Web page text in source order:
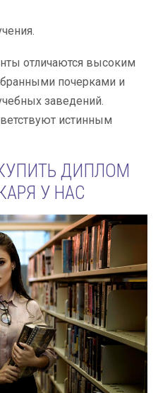
отличаются высоким
почерками и
заведений.
истинным
ДИПЛОМ
У НАС